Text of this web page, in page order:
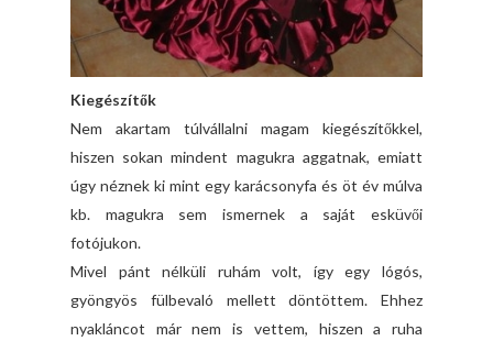
Kiegészítők
Nem akartam túlvállalni magam kiegészítőkkel,
hiszen sokan mindent magukra aggatnak, emiatt
úgy néznek ki mint egy karácsonyfa és öt év múlva
kb. magukra sem ismernek a saját esküvői
fotójukon.
Mivel pánt nélküli ruhám volt, így egy lógós,
gyöngyös fülbevaló mellett döntöttem. Ehhez
nyakláncot már nem is vettem, hiszen a ruha